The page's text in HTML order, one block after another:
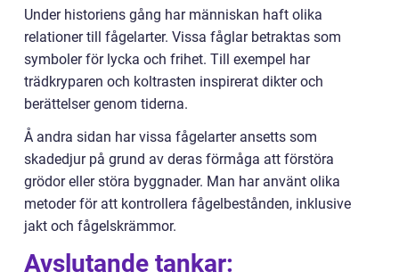
Under historiens gång har människan haft olika
relationer till fågelarter. Vissa fåglar betraktas som
symboler för lycka och frihet. Till exempel har
trädkryparen och koltrasten inspirerat dikter och
berättelser genom tiderna.
Å andra sidan har vissa fågelarter ansetts som
skadedjur på grund av deras förmåga att förstöra
grödor eller störa byggnader. Man har använt olika
metoder för att kontrollera fågelbestånden, inklusive
jakt och fågelskrämmor.
Avslutande tankar: